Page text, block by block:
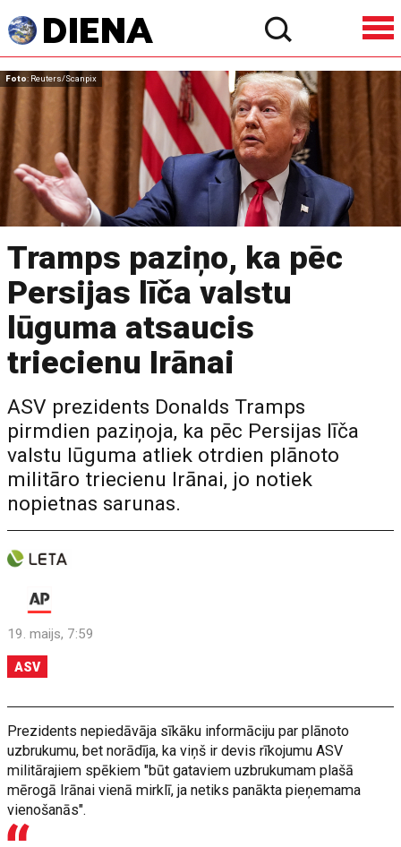
Foto: Reuters/Scanpix
Tramps paziņo, ka pēc
Persijas līča valstu
lūguma atsaucis
triecienu Irānai
ASV prezidents Donalds Tramps
pirmdien paziņoja, ka pēc Persijas līča
valstu lūguma atliek otrdien plānoto
militāro triecienu Irānai, jo notiek
nopietnas sarunas.
19. maijs, 7:59
ASV
Prezidents nepiedāvāja sīkāku informāciju par plānoto
uzbrukumu, bet norādīja, ka viņš ir devis rīkojumu ASV
militārajiem spēkiem "būt gataviem uzbrukumam plašā
mērogā Irānai vienā mirklī, ja netiks panākta pieņemama
vienošanās".